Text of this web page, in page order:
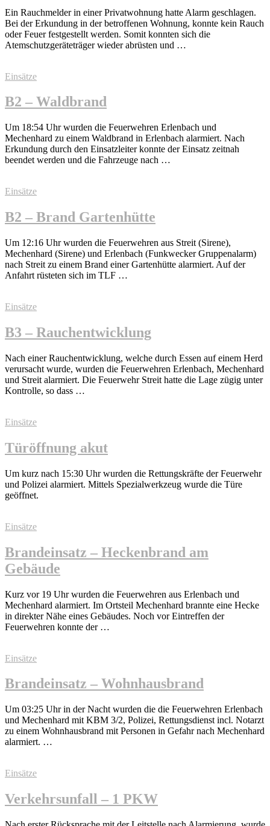
Ein Rauchmelder in einer Privatwohnung hatte Alarm geschlagen.
Bei der Erkundung in der betroffenen Wohnung, konnte kein Rauch
oder Feuer festgestellt werden. Somit konnten sich die
Atemschutzgeräteträger wieder abrüsten und …
Einsätze
B2 – Waldbrand
Um 18:54 Uhr wurden die Feuerwehren Erlenbach und
Mechenhard zu einem Waldbrand in Erlenbach alarmiert. Nach
Erkundung durch den Einsatzleiter konnte der Einsatz zeitnah
beendet werden und die Fahrzeuge nach …
Einsätze
B2 – Brand Gartenhütte
Um 12:16 Uhr wurden die Feuerwehren aus Streit (Sirene),
Mechenhard (Sirene) und Erlenbach (Funkwecker Gruppenalarm)
nach Streit zu einem Brand einer Gartenhütte alarmiert. Auf der
Anfahrt rüsteten sich im TLF …
Einsätze
B3 – Rauchentwicklung
Nach einer Rauchentwicklung, welche durch Essen auf einem Herd
verursacht wurde, wurden die Feuerwehren Erlenbach, Mechenhard
und Streit alarmiert. Die Feuerwehr Streit hatte die Lage zügig unter
Kontrolle, so dass …
Einsätze
Türöffnung akut
Um kurz nach 15:30 Uhr wurden die Rettungskräfte der Feuerwehr
und Polizei alarmiert. Mittels Spezialwerkzeug wurde die Türe
geöffnet.
Einsätze
Brandeinsatz – Heckenbrand am
Gebäude
Kurz vor 19 Uhr wurden die Feuerwehren aus Erlenbach und
Mechenhard alarmiert. Im Ortsteil Mechenhard brannte eine Hecke
in direkter Nähe eines Gebäudes. Noch vor Eintreffen der
Feuerwehren konnte der …
Einsätze
Brandeinsatz – Wohnhausbrand
Um 03:25 Uhr in der Nacht wurden die die Feuerwehren Erlenbach
und Mechenhard mit KBM 3/2, Polizei, Rettungsdienst incl. Notarzt
zu einem Wohnhausbrand mit Personen in Gefahr nach Mechenhard
alarmiert. …
Einsätze
Verkehrsunfall – 1 PKW